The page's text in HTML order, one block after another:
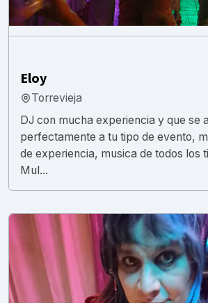
Eloy
Torrevieja
DJ con mucha experiencia y que se
perfectamente a tu tipo de evento,
de experiencia, musica de todos los
Mul...